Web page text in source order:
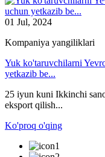
01 Jul, 2024
Kompaniya yangiliklari
Yuk ko'taruvchilarni
yetkazib be...
25 iyun kuni Ikkinchi
eksport qilish...
Ko'proq o'qing